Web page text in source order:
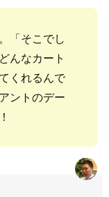
「そこでし
んなカート
くれるんで
ントのデー